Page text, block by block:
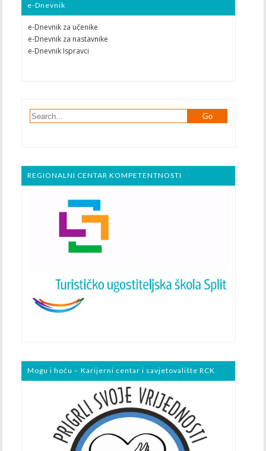
e-Dnevnik
e-Dnevnik za učenike
e-Dnevnik za nastavnike
e-Dnevnik Ispravci
REGIONALNI CENTAR KOMPETENTNOSTI
Mogu i hoću – Karijerni centar i savjetovalište RCK